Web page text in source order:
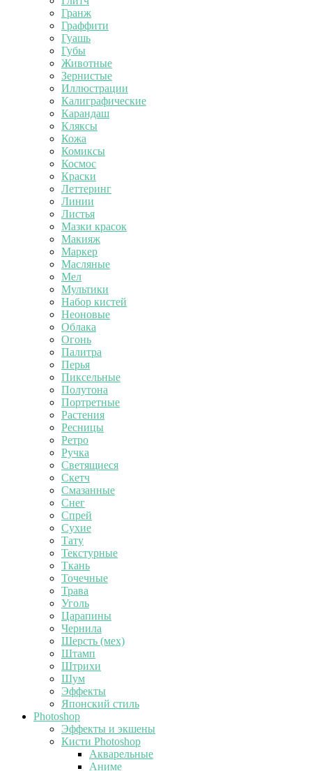
Гранж
Граффити
Гуашь
Губы
Животные
Зернистые
Иллюстрации
Калиграфические
Карандаш
Кляксы
Кожа
Комиксы
Космос
Краски
Леттеринг
Линии
Листья
Мазки красок
Макияж
Маркер
Масляные
Мел
Мультики
Набор кистей
Неоновые
Облака
Огонь
Палитра
Перья
Пиксельные
Полутона
Портретные
Растения
Ресницы
Ретро
Ручка
Светящиеся
Скетч
Смазанные
Снег
Спрей
Сухие
Тату
Текстурные
Ткань
Точечные
Трава
Уголь
Царапины
Чернила
Шерсть (мех)
Штамп
Штрихи
Шум
Эффекты
Японский стиль
Photoshop
Эффекты и экшены
Кисти Photoshop
Акварельные
Аниме